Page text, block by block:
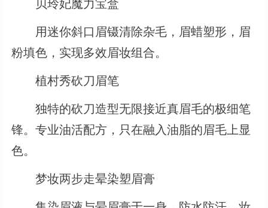
贝玲妃魔力宝盒
用迷你斜口眉镊清除杂毛，眉蜡塑形，眉
粉填色，实现多效眉妆组合。
植村秀砍刀眉笔
独特的砍刀造型无限接近真眉毛的极细笔
锋。专业油活配方，只在融入油脂的眉毛上显
色。
梦妆两步走晕染塑眉膏